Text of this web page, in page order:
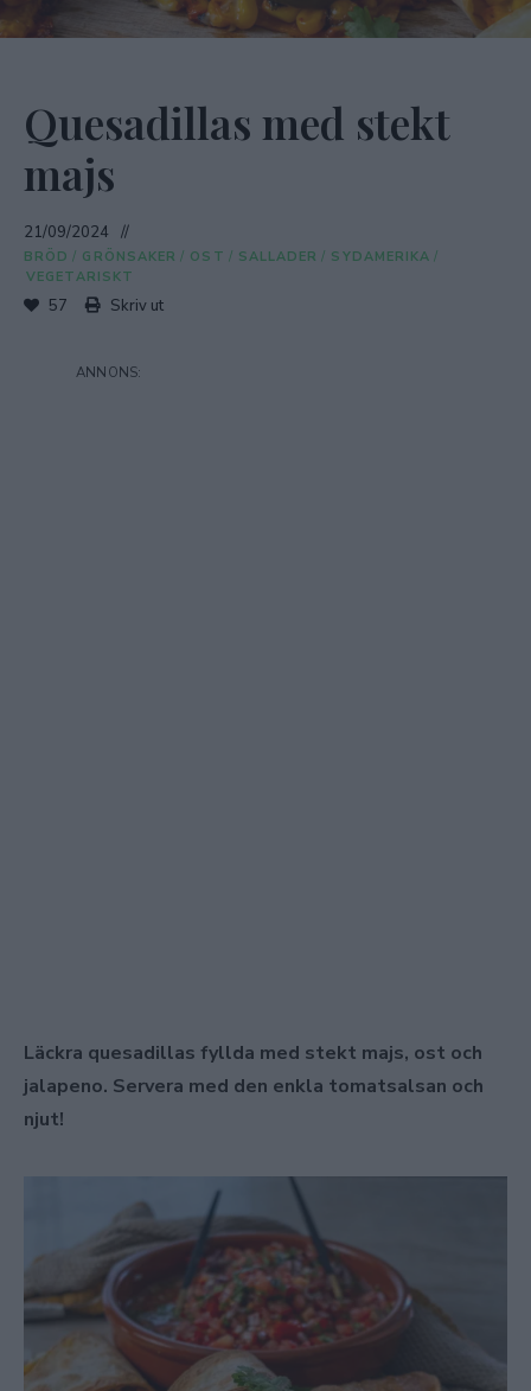
Quesadillas med stekt
majs
21/09/2024
BRÖD / GRÖNSAKER / OST / SALLADER / SYDAMERIKA /
VEGETARISKT
57 Skriv ut
Läckra quesadillas fyllda med stekt majs, ost och
jalapeno. Servera med den enkla tomatsalsan och
njut!